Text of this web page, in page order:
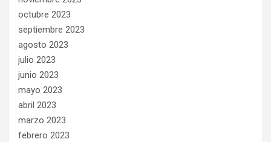
octubre 2023
septiembre 2023
agosto 2023
julio 2023
junio 2023
mayo 2023
abril 2023
marzo 2023
febrero 2023